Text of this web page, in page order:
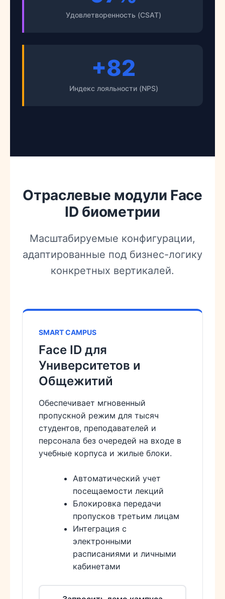
Удовлетворенность (CSAT)
+82
Индекс лояльности (NPS)
Отраслевые модули Face
ID биометрии
Масштабируемые конфигурации,
адаптированные под бизнес-логику
конкретных вертикалей.
SMART CAMPUS
Face ID для
Университетов и
Общежитий
Обеспечивает мгновенный
пропускной режим для тысяч
студентов, преподавателей и
персонала без очередей на входе в
учебные корпуса и жилые блоки.
Автоматический учет
посещаемости лекций
Блокировка передачи
пропусков третьим лицам
Интеграция с
электронными
расписаниями и личными
кабинетами